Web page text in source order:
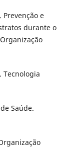
Prevenção e
durante o
Tecnologia
Saúde.